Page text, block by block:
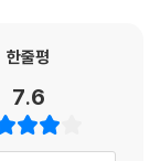
장기 투자자가 될
쉬운 일이 아니다.
그 기업의 주식을 보
심을 받은 ‘4차 산업
고 ‘미래의 부’를 창
한줄평
7.6